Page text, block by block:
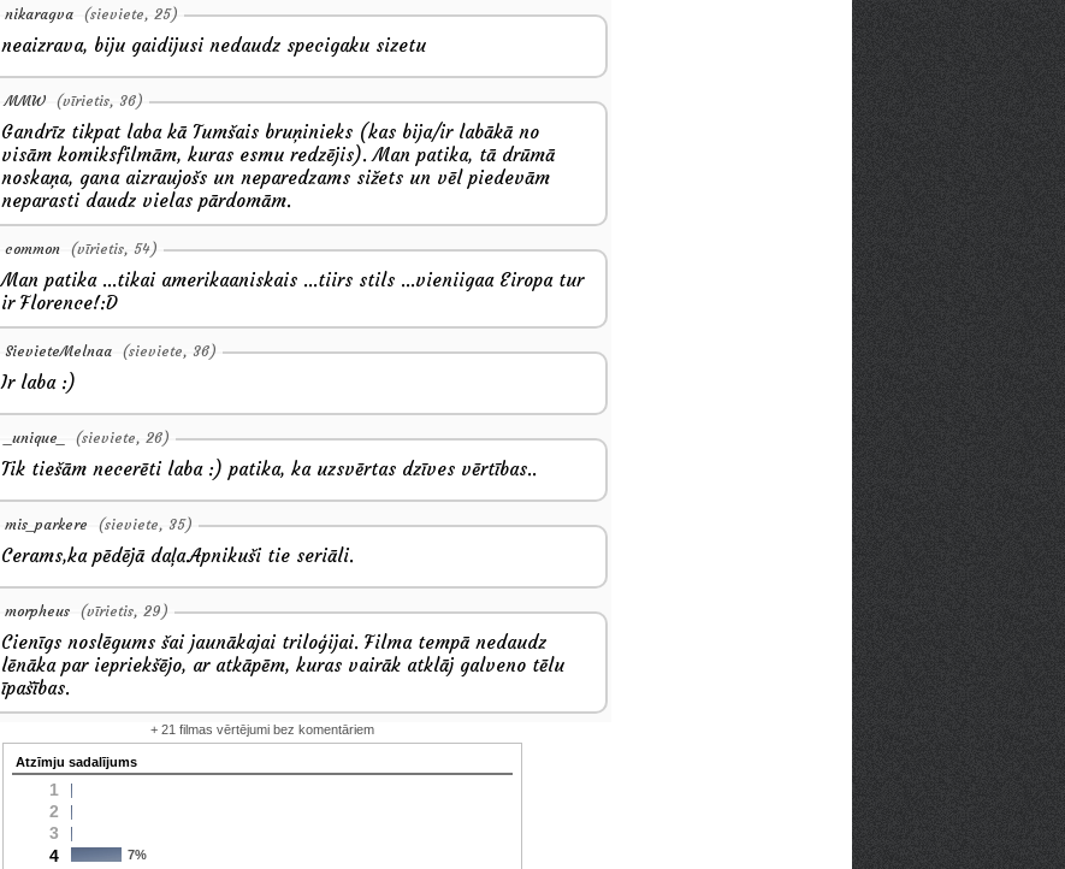
nikaragva (sieviete, 25)
neaizrava, biju gaidijusi nedaudz specigaku sizetu
MMW (vīrietis, 36)
Gandrīz tikpat laba kā Tumšais bruņinieks (kas bija/ir labākā no
visām komiksfilmām, kuras esmu redzējis). Man patika, tā drūmā
noskaņa, gana aizraujošs un neparedzams sižets un vēl piedevām
neparasti daudz vielas pārdomām.
common (vīrietis, 54)
Man patika ...tikai amerikaaniskais ...tiirs stils ...vieniigaa Eiropa tur
ir Florence!:D
SievieteMelnaa (sieviete, 36)
Ir laba :)
_unique_ (sieviete, 26)
Tik tiešām necerēti laba :) patika, ka uzsvērtas dzīves vērtības..
mis_parkere (sieviete, 35)
Cerams,ka pēdējā daļa.Apnikuši tie seriāli.
morpheus (vīrietis, 29)
Cienīgs noslēgums šai jaunākajai triloģijai. Filma tempā nedaudz
lēnāka par iepriekšējo, ar atkāpēm, kuras vairāk atklāj galveno tēlu
īpašības.
+ 21 filmas vērtējumi bez komentāriem
Atzīmju sadalījums
1
2
3
4
7%